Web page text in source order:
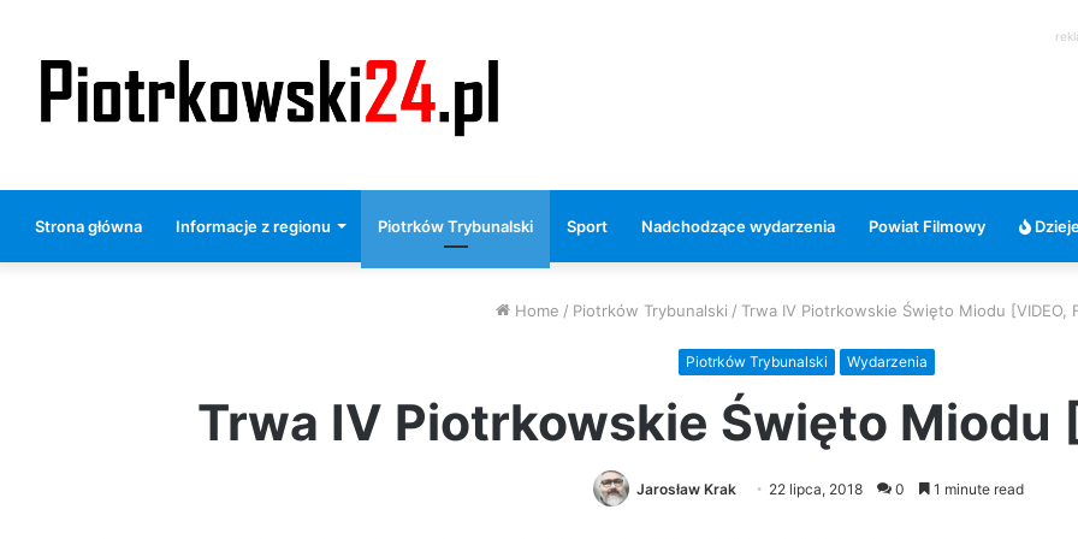
Strona główna Informacje z regionu Piotrków Trybunalski Sport Nadchodzące wydarzenia Powiat Filmowy
Home / Piotrków Trybunalski / Trwa IV Piotrkowskie Święto Miodu [VIDEO,
Piotrków Trybunalski Wydarzenia
Trwa IV Piotrkowskie Święto Miodu
Jarosław Krak 22 lipca, 2018 0 1 minute read